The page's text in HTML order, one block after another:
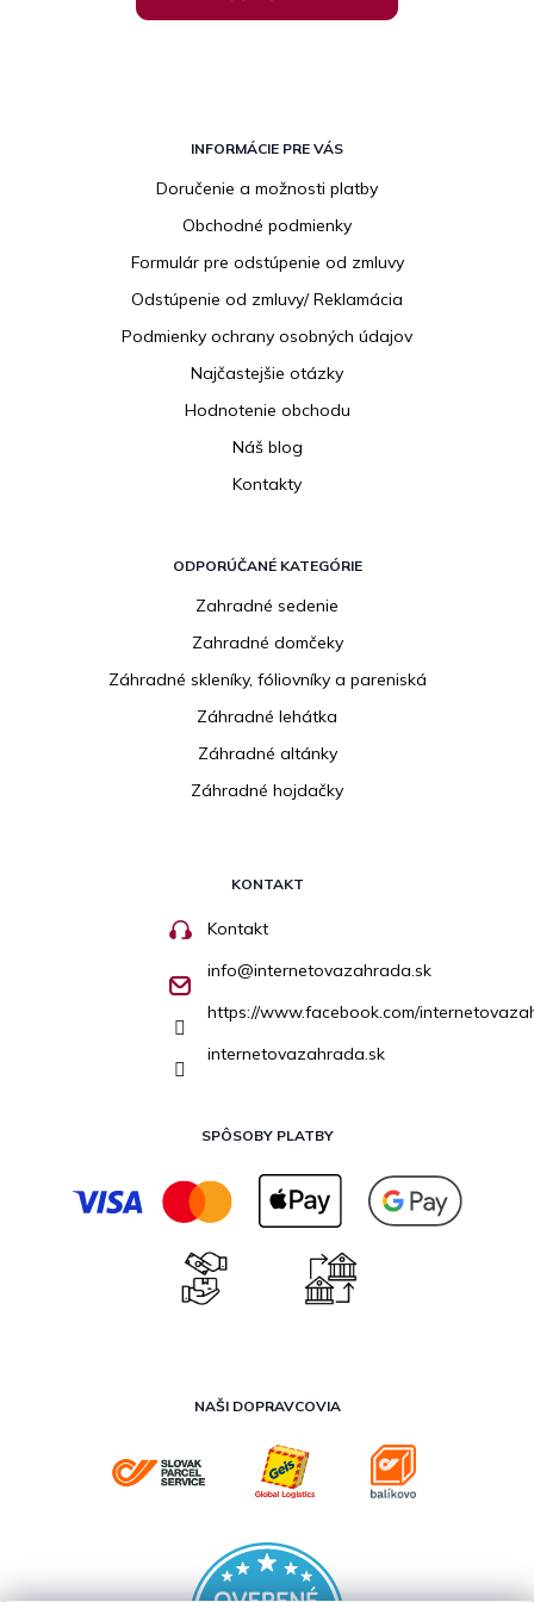
INFORMÁCIE PRE VÁS
Doručenie a možnosti platby
Obchodné podmienky
Formulár pre odstúpenie od zmluvy
Odstúpenie od zmluvy/ Reklamácia
Podmienky ochrany osobných údajov
Najčastejšie otázky
Hodnotenie obchodu
Náš blog
Kontakty
ODPORÚČANÉ KATEGÓRIE
Zahradné sedenie
Zahradné domčeky
Záhradné skleníky, fóliovníky a pareniská
Záhradné lehátka
Záhradné altánky
Záhradné hojdačky
KONTAKT
Kontakt
info@internetovazahrada.sk
https://www.facebook.com/
internetovazahrada.sk
SPÔSOBY PLATBY
NAŠI DOPRAVCOVIA